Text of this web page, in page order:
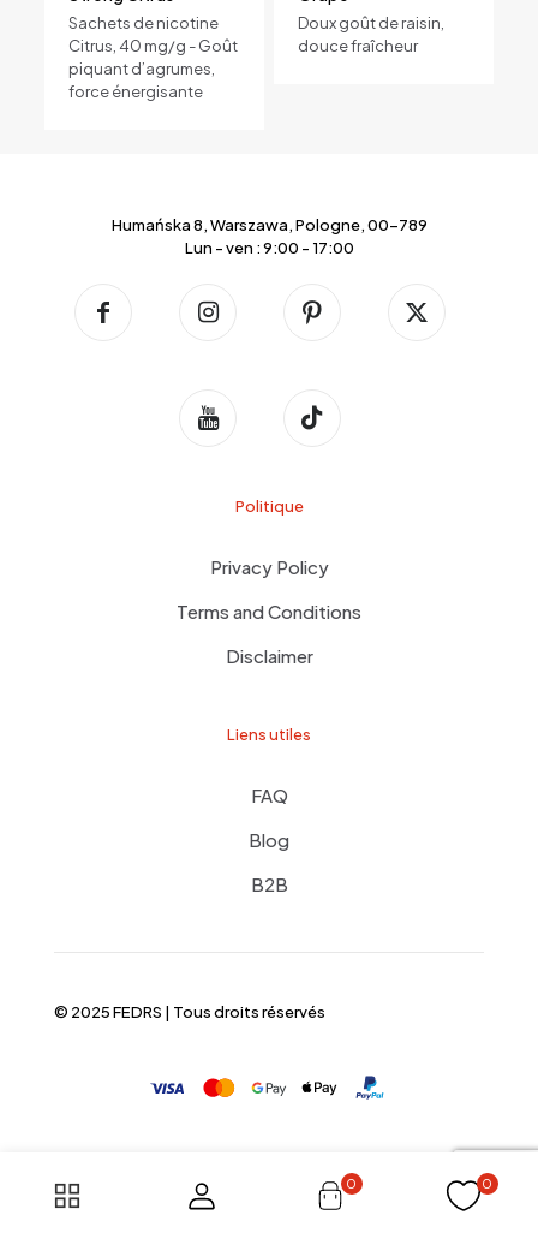
Sachets de nicotine
Citrus, 40 mg/g - Goût
piquant d’agrumes,
force énergisante
Doux goût de raisin,
douce fraîcheur
Humańska 8, Warszawa, Pologne, 00-789
Lun - ven : 9:00 - 17:00
Politique
Privacy Policy
Terms and Conditions
Disclaimer
Liens utiles
FAQ
Blog
B2B
© 2025 FEDRS | Tous droits réservés
0 0